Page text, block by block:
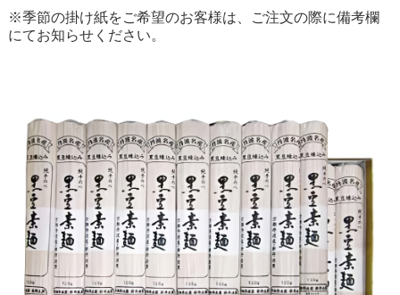
※季節の掛け紙をご希望のお客様は、ご注文の際に備考欄
にてお知らせください。